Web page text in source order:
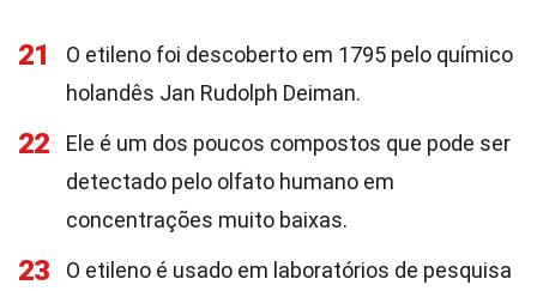
21
O etileno foi descoberto em 1795 pelo químico
holandês Jan Rudolph Deiman.
22
Ele é um dos poucos compostos que pode ser
detectado pelo olfato humano em
concentrações muito baixas.
23
O etileno é usado em laboratórios de pesquisa